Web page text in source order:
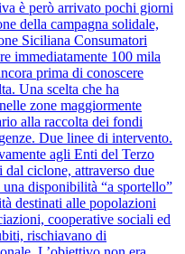
è però arrivato pochi giorni
della campagna solidale,
Siciliana Consumatori
immediatamente 100 mila
prima di conoscere
Una scelta che ha
zone maggiormente
alla raccolta dei fondi
Due linee di intervento.
agli Enti del Terzo
dal ciclone, attraverso due
disponibilità “a sportello”
destinati alle popolazioni
cooperative sociali ed
rischiavano di